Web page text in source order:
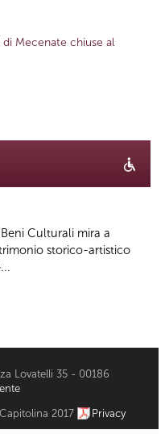
Mecenate chiuse al
Culturali mira a
storico-artistico
Lovatelli 35 - 00186
2017 Privacy